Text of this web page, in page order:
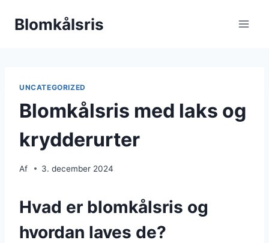
Blomkålsris
UNCATEGORIZED
Blomkålsris med laks og
krydderurter
Af 3. december 2024
Hvad er blomkålsris og
hvordan laves de?